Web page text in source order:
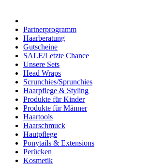
Partnerprogramm
Haarberatung
Gutscheine
SALE/Letzte Chance
Unsere Sets
Head Wraps
Scrunchies/Sprunchies
Haarpflege & Styling
Produkte für Kinder
Produkte für Männer
Haartools
Haarschmuck
Hautpflege
Ponytails & Extensions
Perücken
Kosmetik